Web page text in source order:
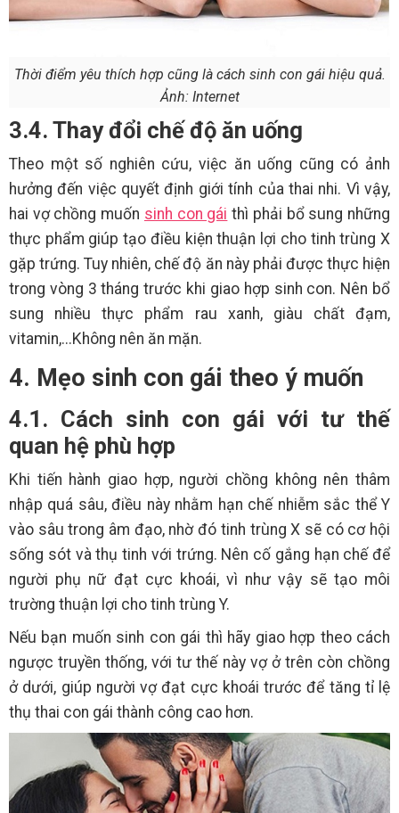
Thời điểm yêu thích hợp cũng là cách sinh con gái hiệu quả.
Ảnh: Internet
3.4. Thay đổi chế độ ăn uống
Theo một số nghiên cứu, việc ăn uống cũng có ảnh
hưởng đến việc quyết định giới tính của thai nhi. Vì vậy,
hai vợ chồng muốn sinh con gái thì phải bổ sung những
thực phẩm giúp tạo điều kiện thuận lợi cho tinh trùng X
gặp trứng. Tuy nhiên, chế độ ăn này phải được thực hiện
trong vòng 3 tháng trước khi giao hợp sinh con. Nên bổ
sung nhiều thực phẩm rau xanh, giàu chất đạm,
vitamin,...Không nên ăn mặn.
4. Mẹo sinh con gái theo ý muốn
4.1. Cách sinh con gái với tư thế
quan hệ phù hợp
Khi tiến hành giao hợp, người chồng không nên thâm
nhập quá sâu, điều này nhằm hạn chế nhiễm sắc thể Y
vào sâu trong âm đạo, nhờ đó tinh trùng X sẽ có cơ hội
sống sót và thụ tinh với trứng. Nên cố gắng hạn chế để
người phụ nữ đạt cực khoái, vì như vậy sẽ tạo môi
trường thuận lợi cho tinh trùng Y.
Nếu bạn muốn sinh con gái thì hãy giao hợp theo cách
ngược truyền thống, với tư thế này vợ ở trên còn chồng
ở dưới, giúp người vợ đạt cực khoái trước để tăng tỉ lệ
thụ thai con gái thành công cao hơn.